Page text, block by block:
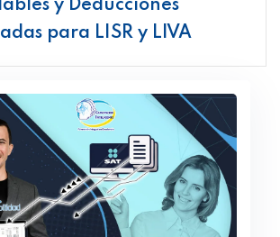
y Deducciones
para LISR y LIVA